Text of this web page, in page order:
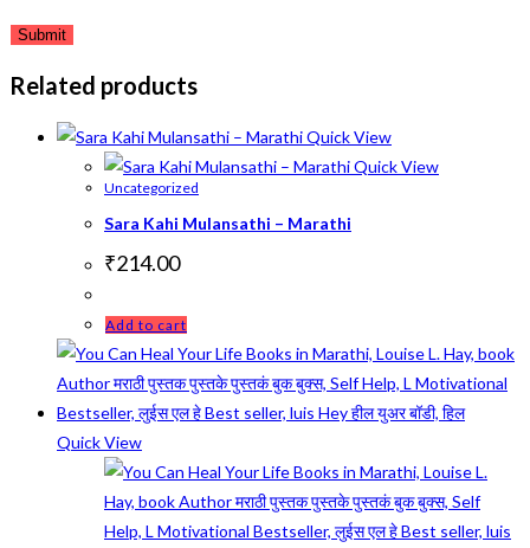
Related products
Quick View
Quick View
Uncategorized
Sara Kahi Mulansathi – Marathi
₹214.00
Add to cart
Quick View